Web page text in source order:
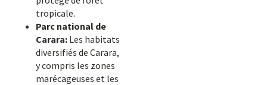
tropicale.
Parc national de
Carara: Les habitats
diversifiés de Carara,
y compris les zones
marécageuses et les